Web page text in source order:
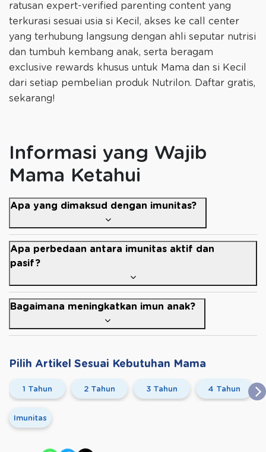
ratusan expert-verified parenting content yang
terkurasi sesuai usia si Kecil, akses ke call center
yang terhubung langsung dengan ahli seputar nutrisi
dan tumbuh kembang anak, serta beragam
exclusive rewards khusus untuk Mama dan si Kecil
dari setiap pembelian produk Nutrilon. Daftar gratis,
sekarang!
Informasi yang Wajib
Mama Ketahui
Apa yang dimaksud dengan imunitas?
Apa perbedaan antara imunitas aktif dan
pasif?
Bagaimana meningkatkan imun anak?
Pilih Artikel Sesuai Kebutuhan Mama
1 Tahun 2 Tahun 3 Tahun 4 Tahun
Imunitas